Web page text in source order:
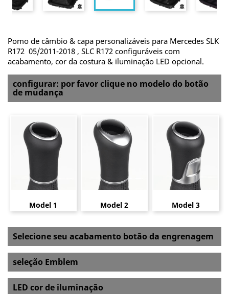
Pomo de câmbio & capa personalizáveis para Mercedes SLK
R172 05/2011-2018 , SLC R172 configuráveis com
acabamento, cor da costura & iluminação LED opcional.
configurar: por favor clique no modelo do botão
de mudança
Model 1 Model 2 Model 3
Selecione seu acabamento botão da engrenagem
seleção Emblem
LED cor de iluminação